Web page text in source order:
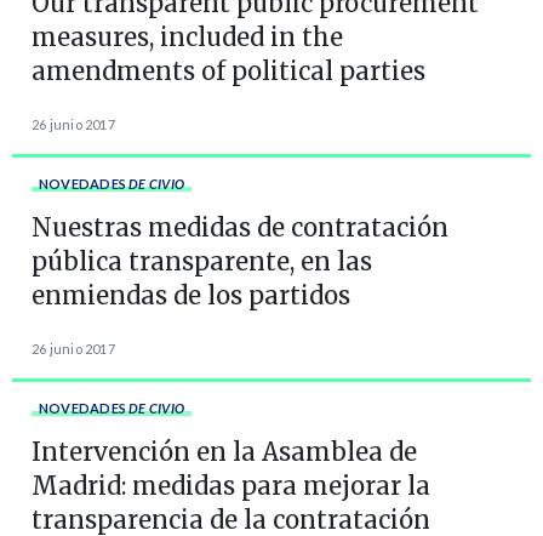
measures, included in the
amendments of political parties
26 junio 2017
NOVEDADES DE CIVIO
Nuestras medidas de contratación
pública transparente, en las
enmiendas de los partidos
26 junio 2017
NOVEDADES DE CIVIO
Intervención en la Asamblea de
Madrid: medidas para mejorar la
transparencia de la contratación